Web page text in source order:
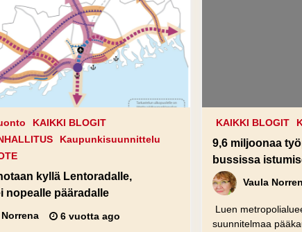
KAIKKI BLOGIT
Kaupunkisuunnittelu
kyllä Lentoradalle,
nopealle pääradalle
6 vuotta ago
KAIKKI BLOGIT
9,6 miljoonaa
bussissa
Vaula
Luen
suunnitelmaa